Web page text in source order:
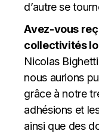
d’autre se
Avez-vous
collectivités
Nicolas
nous aurions
grâce à notre
adhésions et
ainsi que des